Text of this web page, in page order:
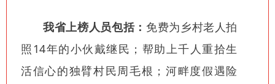
我省上榜人员包括： 免费为乡村老人拍
照14年的小伙戴继民；帮助上千人重拾生
活信心的独臂村民周毛根；河畔度假遇险